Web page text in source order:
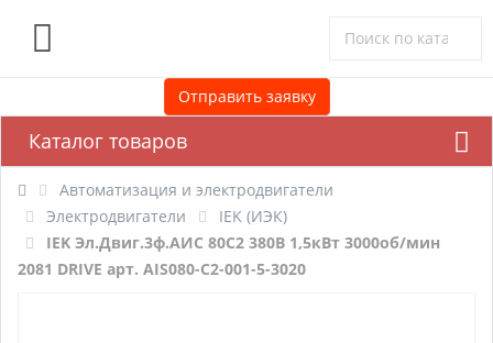
Отправить заявку
Каталог товаров
Автоматизация и электродвигатели
Электродвигатели
IEK (ИЭК)
IEK Эл.Двиг.3ф.АИС 80C2 380В 1,5кВт 3000об/мин
2081 DRIVE арт. AIS080-C2-001-5-3020